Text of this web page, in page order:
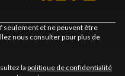
seulement et ne peuvent être
nous consulter pour plus de
la politique de confidentialité